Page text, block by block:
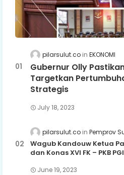
pilarsulut.co EKONOMI
Gubernur Olly
Targetkan
Strategis
July 18, 2023
pilarsulut.co Pemprov
Wagub Kandouw Ketua
dan Konas XVI FK – PKB
June 19, 2023